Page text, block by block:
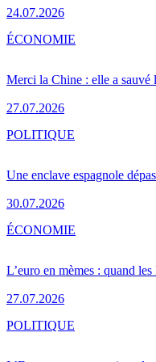
24.07.2026
Merci la Chine : elle a sauvé
27.07.2026
ÉCONOMIE
Une enclave espagnole
30.07.2026
POLITIQUE
L’euro en mèmes : quand
27.07.2026
ÉCONOMIE
POLITIQUE